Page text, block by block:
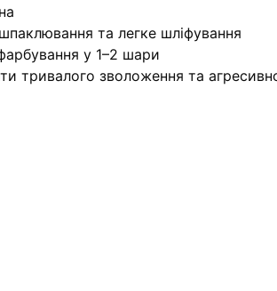
та легке шліфування
у 1–2 шари
тривалого зволоження та